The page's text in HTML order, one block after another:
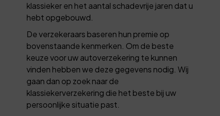
klassieker en het aantal schadevrije jaren dat u
hebt opgebouwd.
De verzekeraars baseren hun premie op
bovenstaande kenmerken. Om de beste
keuze voor uw autoverzekering te kunnen
vinden hebben we deze gegevens nodig. Wij
gaan dan op zoek naar de
klassiekerverzekering die het beste bij uw
persoonlijke situatie past.